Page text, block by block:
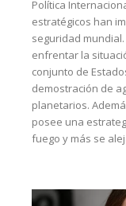
Política
estratégicos han
seguridad
enfrentar la
conjunto de
demostración de
planetarios.
posee una
fuego y más se